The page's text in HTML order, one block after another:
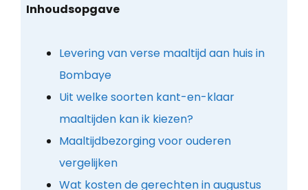
Inhoudsopgave
Levering van verse maaltijd aan huis in
Bombaye
Uit welke soorten kant-en-klaar
maaltijden kan ik kiezen?
Maaltijdbezorging voor ouderen
vergelijken
Wat kosten de gerechten in augustus